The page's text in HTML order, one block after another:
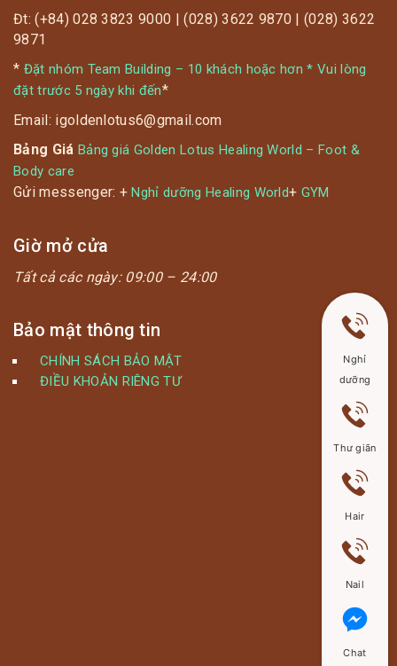
Đt: (+84) 028 3823 9000 | (028) 3622 9870 | (028) 3622
9871
* Đặt nhóm Team Building – 10 khách hoặc hơn * Vui lòng
đặt trước 5 ngày khi đến*
Email: igoldenlotus6@gmail.com
Bảng Giá Bảng giá Golden Lotus Healing World – Foot &
Body care
Gửi messenger: +Nghỉ dưỡng Healing World+ GYM
Giờ mở cửa
Tất cả các ngày: 09:00 – 24:00
Bảo mật thông tin
CHÍNH SÁCH BẢO MẬT
ĐIỀU KHOẢN RIÊNG TƯ
Nghỉ
dưỡng
Thư giãn
Hair
Nail
Chat